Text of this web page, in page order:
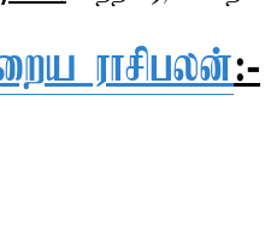
ராசிபலன்:-